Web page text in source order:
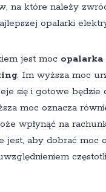
na które należy
opalarki
jest moc opalarka
. Im wyższa moc
się i gotowe będzie
moc oznacza
wpłynąć na
jest, aby dobrać moc